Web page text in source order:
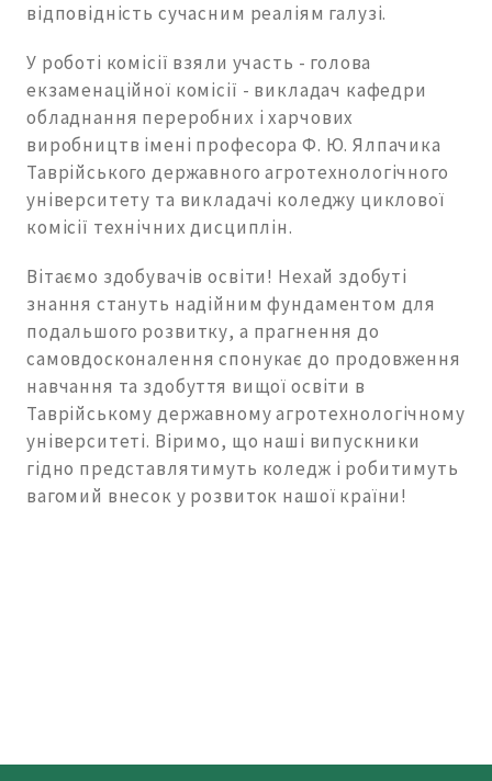
відповідність сучасним реаліям галузі.
У роботі комісії взяли участь - голова
екзаменаційної комісії - викладач кафедри
обладнання переробних і харчових
виробництв імені професора Ф. Ю. Ялпачика
Таврійського державного агротехнологічного
університету та викладачі коледжу циклової
комісії технічних дисциплін.
Вітаємо здобувачів освіти! Нехай здобуті
знання стануть надійним фундаментом для
подальшого розвитку, а прагнення до
самовдосконалення спонукає до продовження
навчання та здобуття вищої освіти в
Таврійському державному агротехнологічному
університеті. Віримо, що наші випускники
гідно представлятимуть коледж і робитимуть
вагомий внесок у розвиток нашої країни!